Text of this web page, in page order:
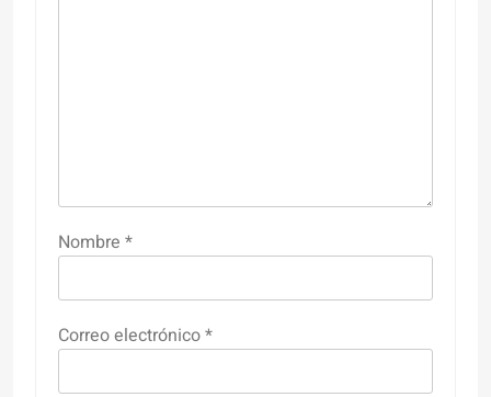
Nombre *
Correo electrónico*